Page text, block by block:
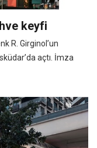
keyfi
R. Girginol’un
açtı. İmza